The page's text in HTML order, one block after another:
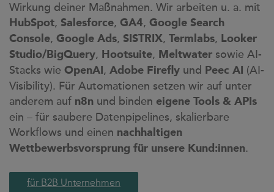
Wirkung deiner Maßnahmen. Wir arbeiten u. a. mit
HubSpot, Salesforce, GA4, Google Search
Console, Google Ads, SISTRIX, Termlabs, Looker
Studio/BigQuery, Hootsuite, Meltwater sowie AI-
Stacks wie OpenAI , Adobe Firefly und Peec AI
(AI-
Visibility). Für Automationen setzen wir auf unter
anderem auf n8n und binden eigene Tools & APIs
ein – für saubere Datenpipelines, skalierbare
Workflows und einen nachhaltigen
Wettbewerbsvorsprung für unsere Kund:innen.
für B2B Unternehmen